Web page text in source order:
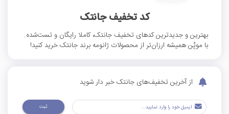
کد تخفیف جانتک
بهترین و جدیدترین کدهای تخفیف جانتک، کاملا رایگان و تست‌شده.
با موپُن همیشه ارزان‌تر از محصولات ژانومه برند جانتک خرید کنید!
از آخرین تخفیف‌های جانتک خبر دار شوید
ثبت